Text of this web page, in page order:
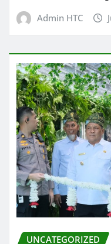
Admin HTC
UNCATEGORIZED